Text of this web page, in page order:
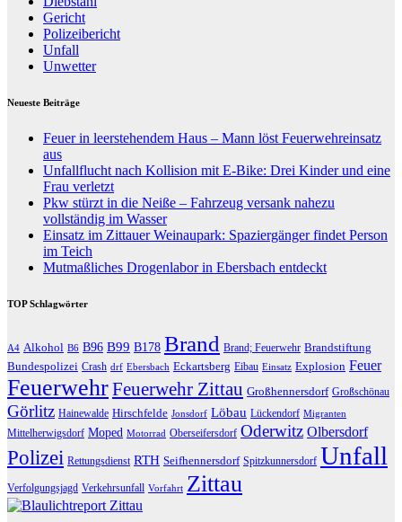
Gericht
Polizeibericht
Unfall
Unwetter
Neueste Beiträge
Feuer in leerstehendem Haus – Mann löst Feuerwehreinsatz
aus
Unfallflucht nach Kollision mit E-Bike: Drei Kinder und eine
Frau verletzt
Pkw stürzt in die Neiße – Fahrzeug versank nahezu
vollständig im Wasser
Einsatz im Zittauer Weinaupark: Spaziergänger findet Person
im Teich
Mutmaßliches Drogenlabor in Ebersbach entdeckt
TOP Schlagwörter
A4 Alkohol B6 B96 B99 B178 Brand Brand; Feuerwehr Brandstiftung
Bundespolizei Crash drf Ebersbach Eckartsberg Eibau Einsatz Explosion Feuer
FeuerwehrFeuerwehr Zittau Großhennersdorf Großschönau
Görlitz Hainewalde Hirschfelde Jonsdorf Löbau Lückendorf Migranten
Mittelherwigsdorf Moped Motorrad Oberseifersdorf Oderwitz Olbersdorf
Polizei Rettungsdienst RTH Seifhennersdorf Spitzkunnersdorf Unfall
Verfolgungsjagd Verkehrsunfall Vorfahrt Zittau